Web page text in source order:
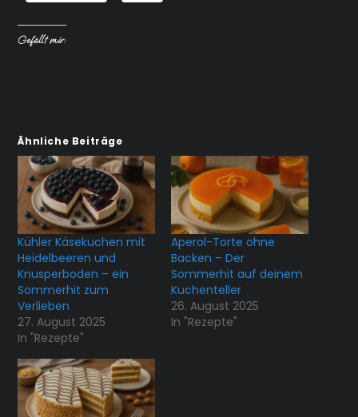
Gefällt mir:
Ähnliche Beiträge
Kühler Käsekuchen mit
Heidelbeeren und
Knusperboden – ein
Sommerhit zum
Verlieben
27. August 2025
In "Rezepte"
Aperol-Torte ohne
Backen – Der
Sommerhit auf deinem
Kuchenteller
26. August 2025
In "Rezepte"